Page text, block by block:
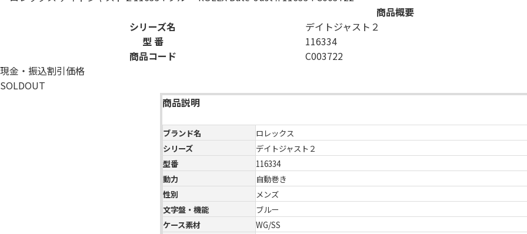
商品概要
シリーズ名
デイトジャスト２
型 番
116334
商品コード
C003722
現金・振込割引価格
SOLDOUT
商品説明
ブランド名
ロレックス
シリーズ
デイトジャスト２
型番
116334
動力
自動巻き
性別
メンズ
文字盤・機能
ブルー
ケース素材
WG/SS